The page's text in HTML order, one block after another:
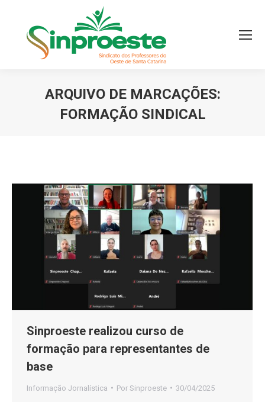
ARQUIVO DE MARCAÇÕES:
FORMAÇÃO SINDICAL
Sinproeste realizou curso de
formação para representantes de
base
Informação Jornalística Por Sinproeste 30/04/2025